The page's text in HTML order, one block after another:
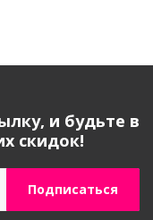
и будьте в
скидок!